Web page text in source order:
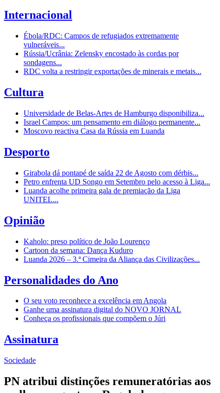
Internacional
Ébola/RDC: Campos de refugiados extremamente
vulneráveis...
Rússia/Ucrânia: Zelensky encostado às cordas por
sondagens...
RDC volta a restringir exportações de minerais e metais...
Cultura
Universidade de Belas-Artes de Hamburgo disponibiliza...
Israel Campos: um pensamento em diálogo permanente...
Moscovo reactiva Casa da Rússia em Luanda
Desporto
Girabola dá pontapé de saída 22 de Agosto com dérbis...
Petro enfrenta UD Songo em Setembro pelo acesso à Liga...
Luanda acolhe primeira gala de premiação da Liga
UNITEL...
Opinião
Kaholo: preso político de João Lourenço
Cartoon da semana: Dança Kuduro
Luanda 2026 – 3.ª Cimeira da Aliança das Civilizações...
Personalidades do Ano
O seu voto reconhece a excelência em Angola
Ganhe uma assinatura digital do NOVO JORNAL
Conheça os profissionais que compõem o Júri
Assinatura
Sociedade
PN atribui distinções remuneratórias aos